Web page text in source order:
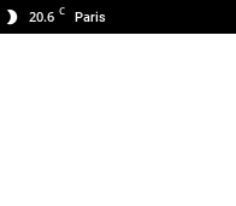
20.6 C Paris